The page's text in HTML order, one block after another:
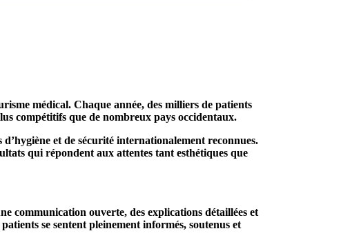
médical. Chaque année, des milliers de patients
compétitifs que de nombreux pays occidentaux.
et de sécurité internationalement reconnues.
qui répondent aux attentes tant esthétiques que
communication ouverte, des explications détaillées et
se sentent pleinement informés, soutenus et